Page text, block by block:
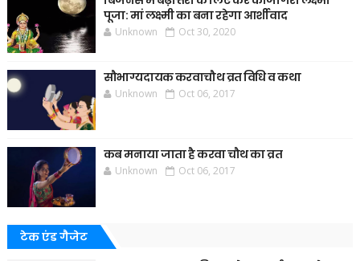
पूजा: मां लक्ष्मी का बना रहेगा आर्शीवाद
Unknown Oct 30, 2020
सौभाग्यदायक करवाचौथ व्रत विधि व कथा
Unknown Oct 06, 2017
कब मनाया जाता है करवा चौथ का व्रत
Unknown Oct 06, 2017
टेक एंड गैजेट